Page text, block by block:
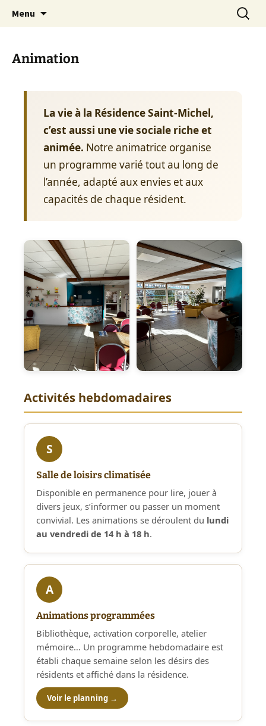
Résidence Saint Michel de
Forcalquier
Menu
Animation
La vie à la Résidence Saint-Michel,
c’est aussi une vie sociale riche et
animée. Notre animatrice organise
un programme varié tout au long de
l’année, adapté aux envies et aux
capacités de chaque résident.
Activités hebdomadaires
S
Salle de loisirs climatisée
Disponible en permanence pour lire, jouer à
divers jeux, s’informer ou passer un moment
convivial. Les animations se déroulent du lundi
au vendredi de 14 h à 18 h.
A
Animations programmées
Bibliothèque, activation corporelle, atelier
mémoire… Un programme hebdomadaire est
établi chaque semaine selon les désirs des
résidents et affiché dans la résidence.
Voir le planning →